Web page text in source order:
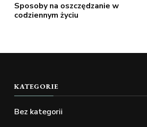
Sposoby na oszczędzanie w
codziennym życiu
KATEGORIE
Bez kategorii